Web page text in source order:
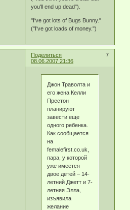
you'll end up dead").
"I've got lots of Bugs Bunny."
("I've got loads of money.")
Поделиться
7
08.06.2007 21:36
Джон Траволта и
его жена Келли
Престон
планируют
завести еще
одного ребенка.
Как сообщается
на
femalefirst.co.uk,
пара, у которой
уже имеется
двое детей – 14-
летний Джетт и 7-
летняя Элла,
изъявила
желание